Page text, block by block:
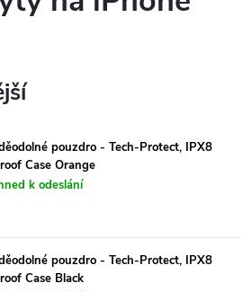
pouzdro - Tech-Protect, IPX8
Case Orange
k odeslání
pouzdro - Tech-Protect, IPX8
Case Black